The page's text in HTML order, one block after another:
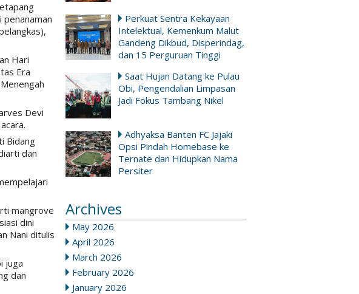
Perkuat Sentra Kekayaan
Intelektual, Kemenkum Malut
Gandeng Dikbud, Disperindag,
dan 15 Perguruan Tinggi
Saat Hujan Datang ke Pulau
Obi, Pengendalian Limpasan
Jadi Fokus Tambang Nikel
Adhyaksa Banten FC Jajaki
Opsi Pindah Homebase ke
Ternate dan Hidupkan Nama
Persiter
Archives
May 2026
April 2026
March 2026
February 2026
January 2026
Hari
Era
Devi
Bidang
dan
mangrove
dini
Nani ditulis
juga
dan